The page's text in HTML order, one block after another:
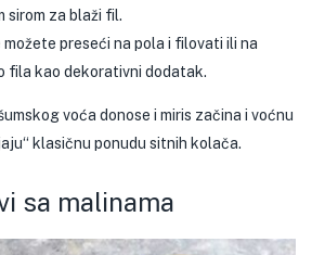
sirom za blaži fil.
možete preseći na pola i filovati ili na
fila kao dekorativni dodatak.
voća donose i miris začina i voćnu
klasičnu ponudu sitnih kolača.
sa malinama